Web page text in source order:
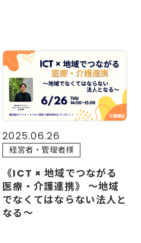
2025.06.26
経営者・管理者様
《ICT × 地域でつながる
医療・介護連携》 ～地域
でなくてはならない法人と
なる～